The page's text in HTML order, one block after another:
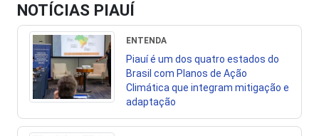
NOTÍCIAS PIAUÍ
ENTENDA
Piauí é um dos quatro estados do
Brasil com Planos de Ação
Climática que integram mitigação e
adaptação